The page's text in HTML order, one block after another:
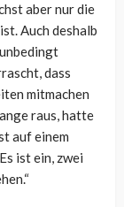
aber nur die
Auch deshalb
dass
mitmachen
raus, hatte
auf einem
ist ein, zwei